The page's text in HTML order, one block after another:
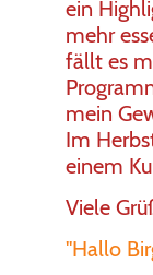
ein
mehr
fällt es
mein
Im
einem
Viele
"Hallo